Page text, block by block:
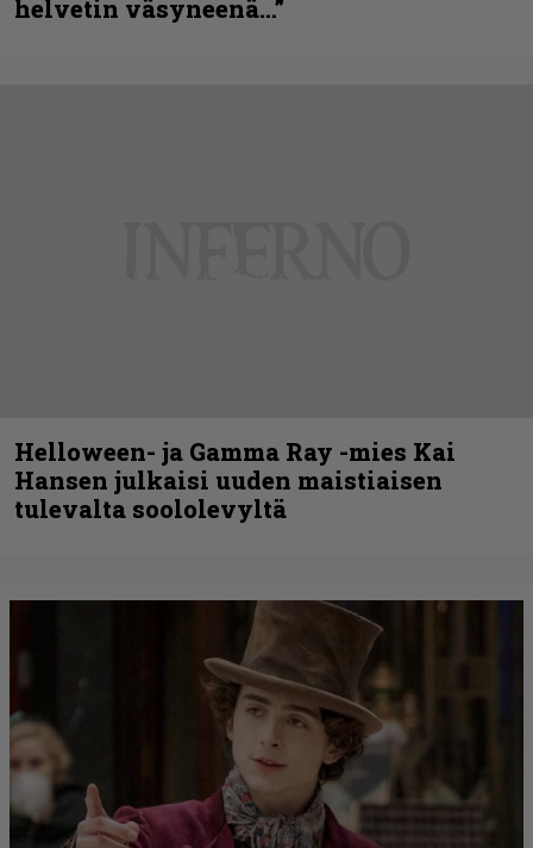
helvetin väsyneenä…”
Helloween- ja Gamma Ray -mies Kai
Hansen julkaisi uuden maistiaisen
tulevalta soololevyltä